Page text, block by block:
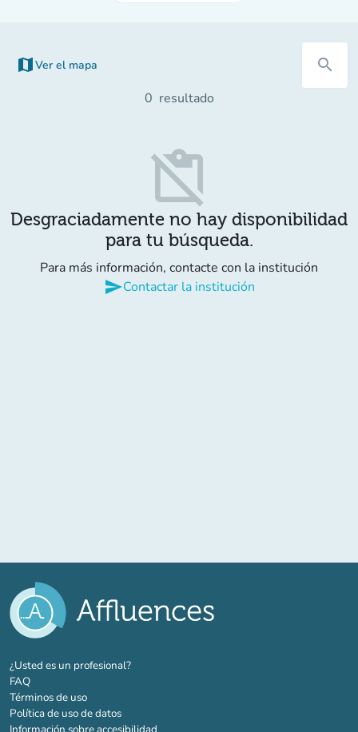
map Ver el mapa
(nueva pestaña) search
0 resultado
content_paste_off
Desgraciadamente no hay disponibilidad
para tu búsqueda.
Para más información, contacte con la institución
sendContactar la institución
¿Usted es un profesional?(nueva pestaña)
FAQ
Términos de uso
Política de uso de datos